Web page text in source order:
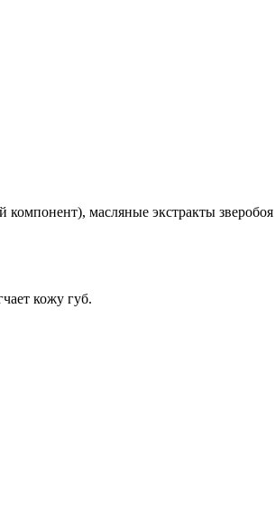
масляные экстракты
кожу губ.